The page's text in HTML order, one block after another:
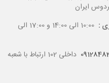
:
10:00 الی 14:00 و 17:00 الی
داخلی 102 ارتباط با شعبه